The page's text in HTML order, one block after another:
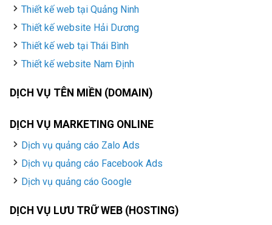
Thiết kế web tại Quảng Ninh
Thiết kế website Hải Dương
Thiết kế web tại Thái Bình
Thiết kế website Nam Định
DỊCH VỤ TÊN MIỀN (DOMAIN)
DỊCH VỤ MARKETING ONLINE
Dịch vụ quảng cáo Zalo Ads
Dịch vụ quảng cáo Facebook Ads
Dịch vụ quảng cáo Google
DỊCH VỤ LƯU TRỮ WEB (HOSTING)